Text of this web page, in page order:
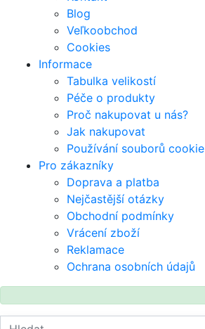
Blog
Veľkoobchod
Cookies
Informace
Tabulka velikostí
Péče o produkty
Proč nakupovat u nás?
Jak nakupovat
Používání souborů cookie
Pro zákazníky
Doprava a platba
Nejčastější otázky
Obchodní podmínky
Vrácení zboží
Reklamace
Ochrana osobních údajů